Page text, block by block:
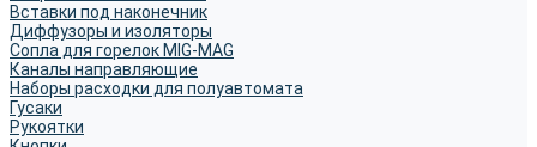
Вставки под наконечник
Диффузоры и изоляторы
Сопла для горелок MIG-MAG
Каналы направляющие
Наборы расходки для полуавтомата
Гусаки
Рукоятки